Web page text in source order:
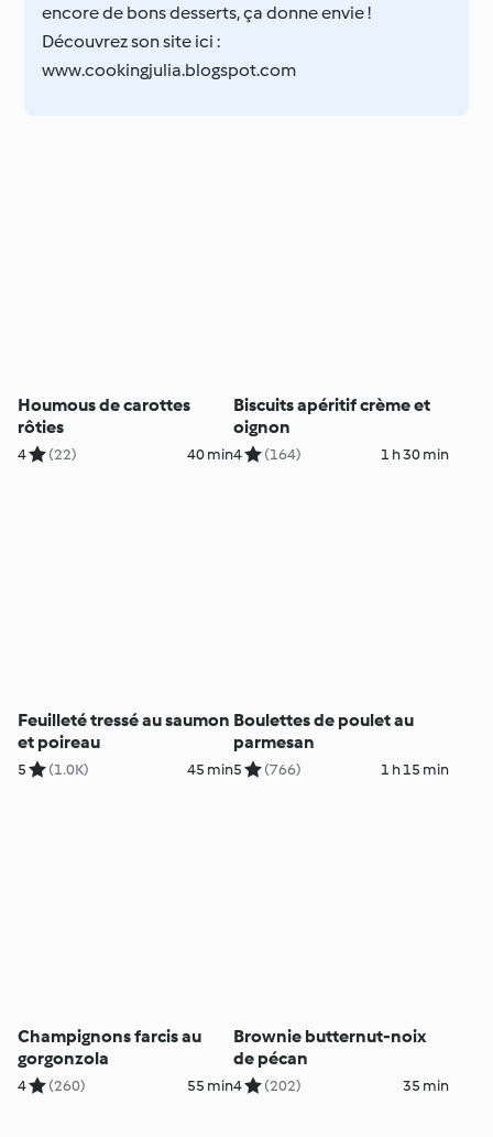
encore de bons desserts, ça donne envie !
Découvrez son site ici :
www.cookingjulia.blogspot.com
Houmous de carottes
rôties
4 (22) 40 min
Biscuits apéritif crème et
oignon
4 (164) 1 h 30 min
Feuilleté tressé au saumon
et poireau
5 (1.0K) 45 min
Boulettes de poulet au
parmesan
5 (766) 1 h 15 min
Champignons farcis au
gorgonzola
4 (260) 55 min
Brownie butternut-noix
de pécan
4 (202) 35 min